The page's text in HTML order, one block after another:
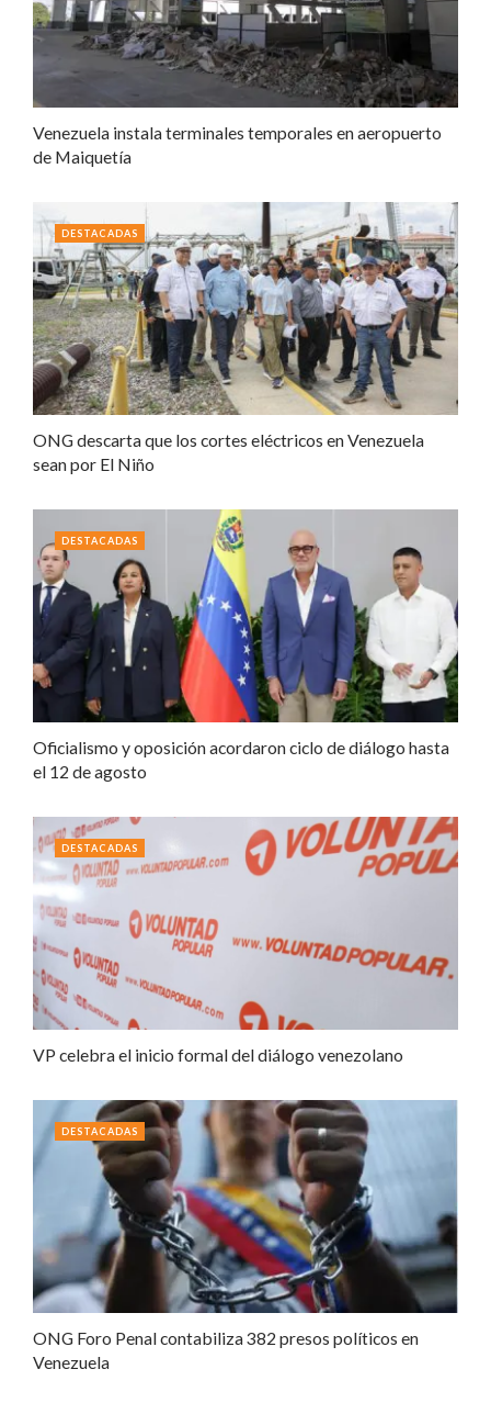
Venezuela instala terminales temporales en aeropuerto
de Maiquetía
ONG descarta que los cortes eléctricos en Venezuela
sean por El Niño
DESTACADAS
Oficialismo y oposición acordaron ciclo de diálogo hasta
el 12 de agosto
DESTACADAS
VP celebra el inicio formal del diálogo venezolano
DESTACADAS
ONG Foro Penal contabiliza 382 presos políticos en
Venezuela
DESTACADAS